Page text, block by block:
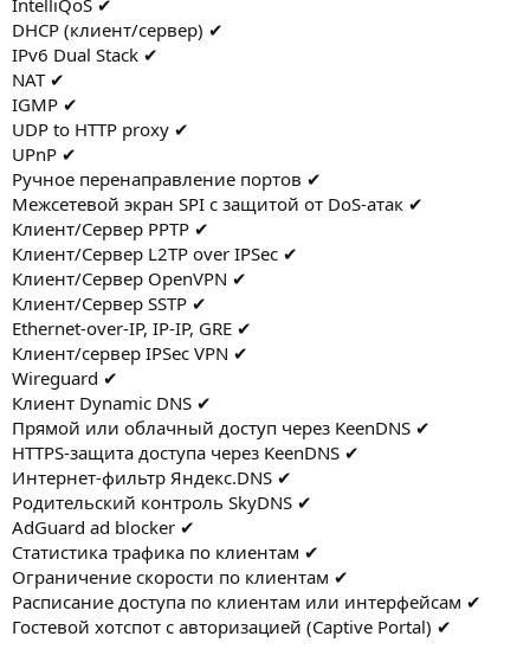
DHCP (клиент/сервер) ✔
IPv6 Dual Stack ✔
NAT ✔
IGMP ✔
UDP to HTTP proxy ✔
UPnP ✔
Ручное перенаправление портов ✔
Межсетевой экран SPI с защитой от DoS-атак ✔
Клиент/Сервер PPTP ✔
Клиент/Сервер L2TP over IPSec ✔
Клиент/Сервер OpenVPN ✔
Клиент/Сервер SSTP ✔
Ethernet-over-IP, IP-IP, GRE ✔
Клиент/сервер IPSec VPN ✔
Wireguard ✔
Клиент Dynamic DNS ✔
Прямой или облачный доступ через KeenDNS ✔
HTTPS-защита доступа через KeenDNS ✔
Интернет-фильтр Яндекс.DNS ✔
Родительский контроль SkyDNS ✔
AdGuard ad blocker ✔
Статистика трафика по клиентам ✔
Ограничение скорости по клиентам ✔
Расписание доступа по клиентам или интерфейсам ✔
Гостевой хотспот с авторизацией (Captive Portal) ✔